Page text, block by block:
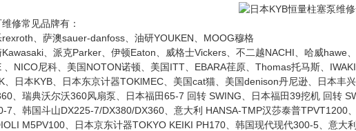
修常见品牌有：
rexroth、萨澳sauer-danfoss、油研YOUKEN、MOOG穆格
、派克Parker、伊顿Eaton、威格士Vickers、不二越NACHI、哈威hawe
、NICO尼科、美国NOTON诺顿、美国ITT、EBARA荏原、Thomas托马斯、
、日本KYB、日本东京计器TOKlMEC、美国cat猫、美国denison丹尼逊、日本丰
、瑞典沃尔沃360风扇泵、日本福田65-7 回转 SWING、日本福田39挖机 回转
7、韩国斗山DX225-7/DX380/DX360、意大利 HANSA-TMP汉莎泰普TPVT1200
M5PV100、日本京东计器TOKYO KEIKI PH170、韩国现代现代300-5、意大